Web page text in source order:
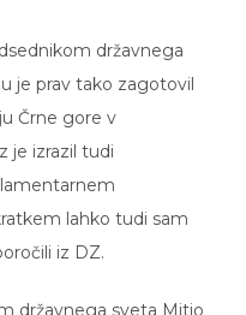
je prav tako zagotovil
Črne gore v
je izrazil tudi
lahko tudi sam
iz DZ.